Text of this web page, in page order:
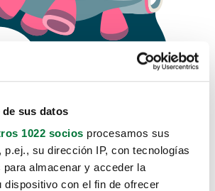
sus datos
1022 socios procesamos sus
p.ej., su dirección IP, con tecnologías
almacenar y acceder la
dispositivo con el fin de ofrecer
no sabemos como